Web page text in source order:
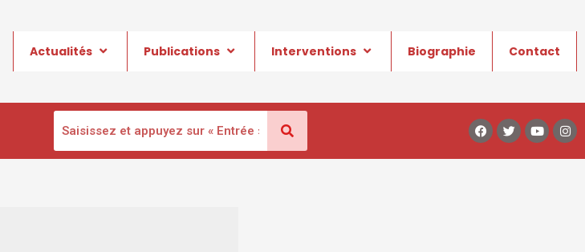
Actualités Publications Interventions Biographie Contact